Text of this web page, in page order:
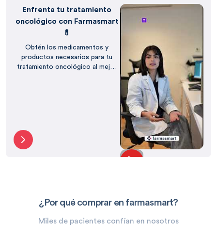
Enfrenta tu tratamiento
oncológico con Farmasmart
💊
Obtén los medicamentos y
productos necesarios para tu
tratamiento oncológico al mejor
¿Por qué comprar en farmasmart?
Miles de pacientes confían en nosotros